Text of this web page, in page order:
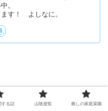
。
す！ よしなに。
する話 山陰遊覧 癒しの家庭菜園